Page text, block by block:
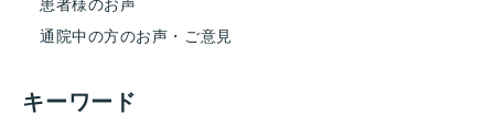
通院中の方のお声・ご意見
キーワード